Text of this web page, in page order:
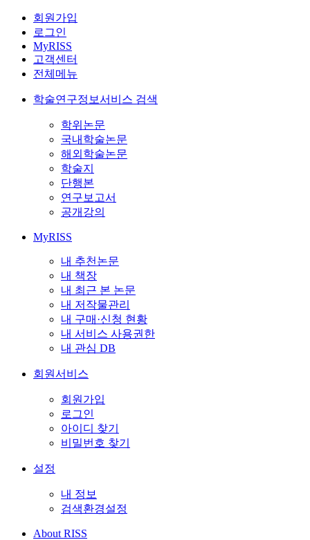
회원가입
로그인
MyRISS
고객센터
전체메뉴
학술연구정보서비스 검색
학위논문
국내학술논문
해외학술논문
학술지
단행본
연구보고서
공개강의
MyRISS
내 추천논문
내 책장
내 최근 본 논문
내 저작물관리
내 구매·신청 현황
내 서비스 사용권한
내 관심 DB
회원서비스
회원가입
로그인
아이디 찾기
비밀번호 찾기
설정
내 정보
검색환경설정
About RISS